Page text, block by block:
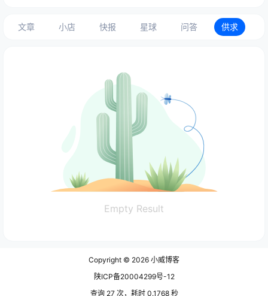
文章 小店 快报 星球 问答 供求
Empty Result
Copyright © 2026 小威博客
陕ICP备20004299号-12
查询 27 次，耗时 0.1768 秒